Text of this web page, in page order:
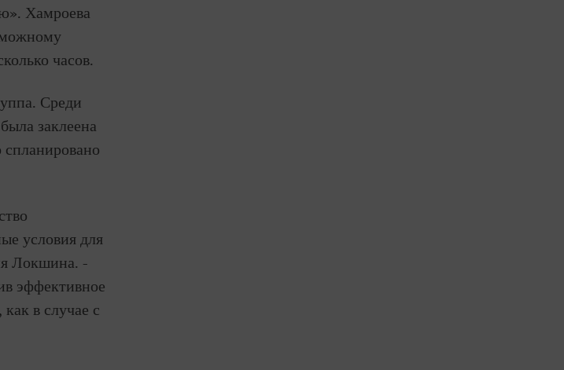
Хамроева
часов.
Среди
заклеена
спланировано
условия для
Локшина. -
эффективное
в случае с